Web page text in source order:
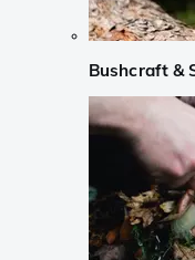
Bushcraft &